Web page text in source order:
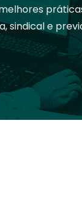
sindical e